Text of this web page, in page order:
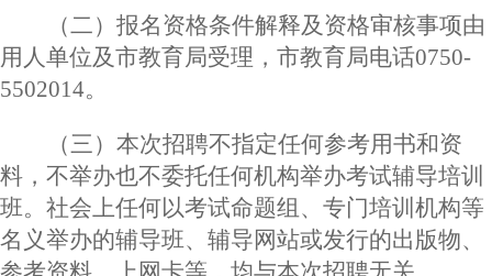
（二）报名资格条件解释及资格审核事项由
用人单位及市教育局受理，市教育局电话0750-
5502014。
（三）本次招聘不指定任何参考用书和资
料，不举办也不委托任何机构举办考试辅导培训
班。社会上任何以考试命题组、专门培训机构等
名义举办的辅导班、辅导网站或发行的出版物、